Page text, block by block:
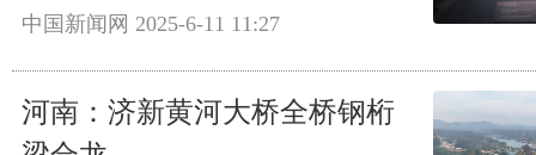
中国新闻网 2025-6-11 11:27
河南：济新黄河大桥全桥钢桁